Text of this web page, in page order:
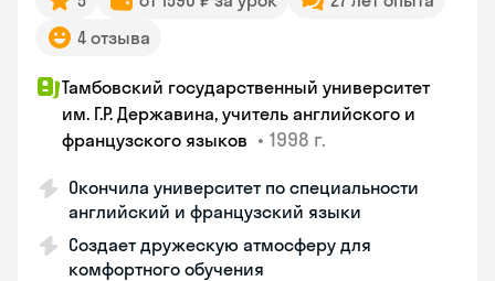
4 отзыва
Тамбовский государственный университет
им. Г.Р. Державина, учитель английского и
французского языков • 1998 г.
Окончила университет по специальности
английский и французский языки
Создает дружескую атмосферу для
комфортного обучения